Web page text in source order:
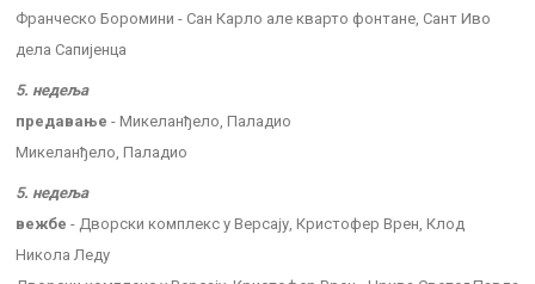
Франческо Боромини - Сан Карло але кварто фонтане, Сант Иво
дела Сапијенца
5. недеља
предавање - Микеланђело, Паладио
Микеланђело, Паладио
5. недеља
вежбе - Дворски комплекс у Версају, Кристофер Врен, Клод
Никола Леду